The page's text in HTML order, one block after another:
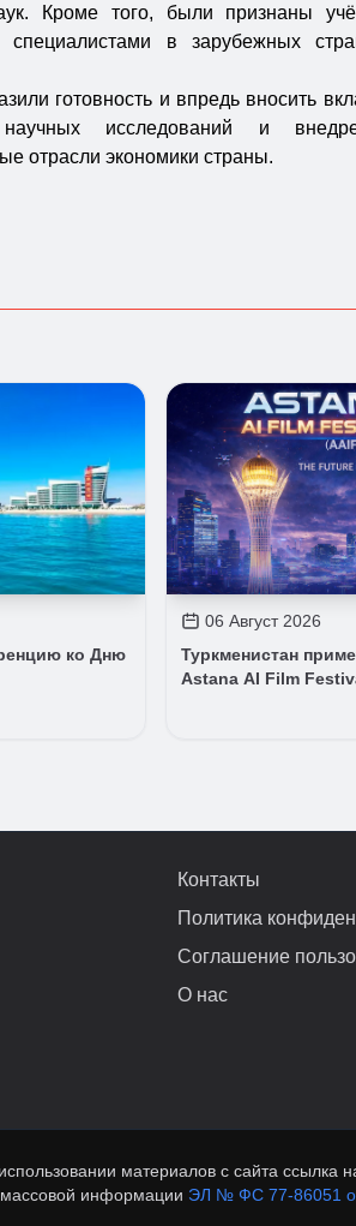
Кроме того, были признаны
специалистами в зарубежных
готовность и впредь вносить
исследований и
отрасли экономики страны.
ко Дню
06 Август 2026
Туркменистан
Astana AI Film
Контакты
Политика
Соглашение
О нас
материалов с сайта ссылка
массовой информации ЭЛ № ФС 77-86051